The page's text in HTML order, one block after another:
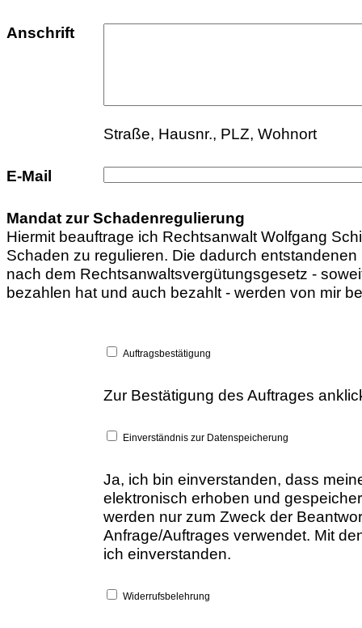
Anschrift
Straße, Hausnr., PLZ, Wohnort
E-Mail
Mandat zur Schadenregulierung
Hiermit beauftrage ich Rechtsanwalt Wolfgang
Schaden zu regulieren. Die dadurch
nach dem Rechtsanwaltsvergütungsgesetz -
bezahlen hat und auch bezahlt - werden von mir
Auftragsbestätigung
Zur Bestätigung des Auftrages
Einverständnis zur Datenspeicherung
Ja, ich bin einverstanden, dass
elektronisch erhoben und
werden nur zum Zweck der
Anfrage/Auftrages verwendet. Mit
ich einverstanden.
Widerrufsbelehrung